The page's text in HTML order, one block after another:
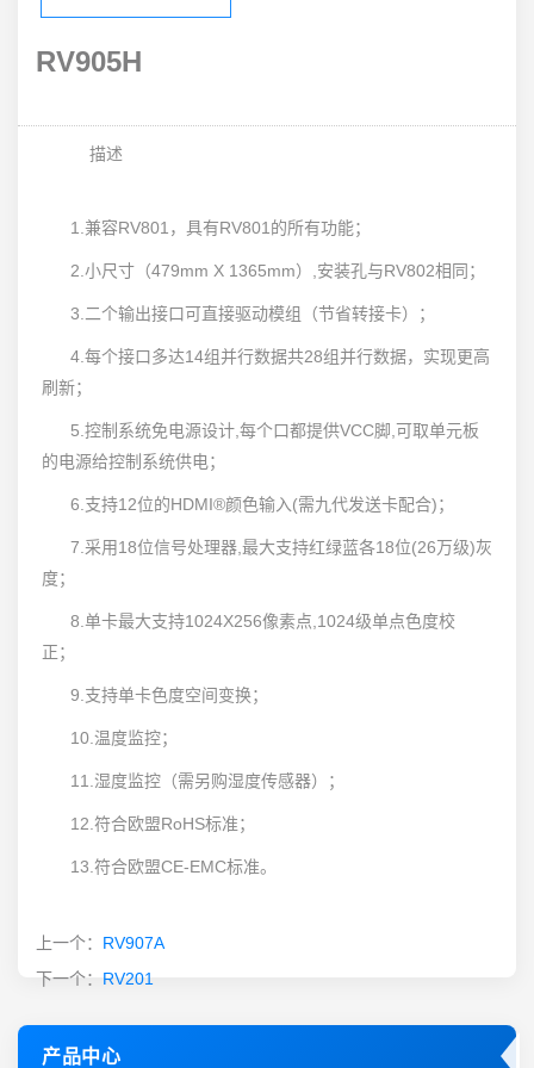
RV905H
描述
1.兼容RV801，具有RV801的所有功能；
2.小尺寸（479mm X 1365mm）,安装孔与RV802相同；
3.二个输出接口可直接驱动模组（节省转接卡）；
4.每个接口多达14组并行数据共28组并行数据，实现更高
刷新；
5.控制系统免电源设计,每个口都提供VCC脚,可取单元板
的电源给控制系统供电；
6.支持12位的HDMI®颜色输入(需九代发送卡配合)；
7.采用18位信号处理器,最大支持红绿蓝各18位(26万级)灰
度；
8.单卡最大支持1024X256像素点,1024级单点色度校
正；
9.支持单卡色度空间变换；
10.温度监控；
11.湿度监控（需另购湿度传感器）；
12.符合欧盟RoHS标准；
13.符合欧盟CE-EMC标准。
上一个： RV907A
下一个： RV201
产品中心